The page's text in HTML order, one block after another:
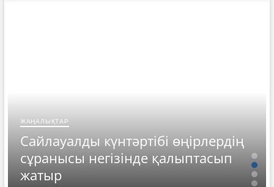
ЖАҢАЛЫҚТАР
Сайлауалды күнтәртібі өңірлердің
сұранысы негізінде қалыптасып
жатыр